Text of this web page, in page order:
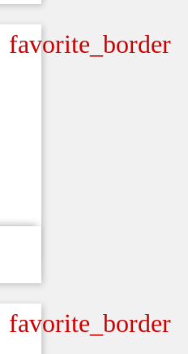
favorite_border
favorite_border